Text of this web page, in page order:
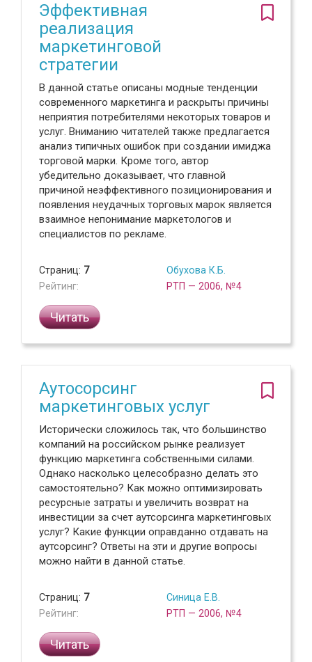
Эффективная
реализация
маркетинговой
стратегии
В данной статье описаны модные тенденции
современного маркетинга и раскрыты причины
неприятия потребителями некоторых товаров и
услуг. Вниманию читателей также предлагается
анализ типичных ошибок при создании имиджа
торговой марки. Кроме того, автор
убедительно доказывает, что главной
причиной неэффективного позиционирования и
появления неудачных торговых марок является
взаимное непонимание маркетологов и
специалистов по рекламе.
Страниц: 7
Рейтинг:
Обухова К.Б.
РТП — 2006, №4
Читать
Аутосорсинг
маркетинговых услуг
Исторически сложилось так, что большинство
компаний на российском рынке реализует
функцию маркетинга собственными силами.
Однако насколько целесобразно делать это
самостоятельно? Как можно оптимизировать
ресурсные затраты и увеличить возврат на
инвестиции за счет аутсорсинга маркетинговых
услуг? Какие функции оправданно отдавать на
аутсорсинг? Ответы на эти и другие вопросы
можно найти в данной статье.
Страниц: 7
Рейтинг:
Синица Е.В.
РТП — 2006, №4
Читать